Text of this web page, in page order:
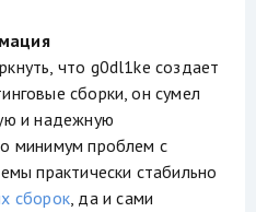
что g0dl1ke создает
сборки, он сумел
и надежную
минимум проблем с
практически стабильно
сборок, да и сами